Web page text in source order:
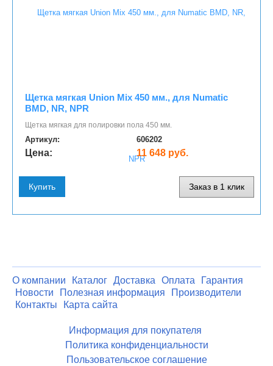
Щетка мягкая Union Mix 450 мм., для Numatic
BMD, NR, NPR
Щетка мягкая для полировки пола 450 мм.
Артикул: 606202
Цена: 11 648 руб.
Купить Заказ в 1 клик
О компании Каталог Доставка Оплата
Гарантия
Новости
Полезная информация
Производители
Контакты
Карта сайта
Информация для покупателя
Политика конфиденциальности
Пользовательское соглашение